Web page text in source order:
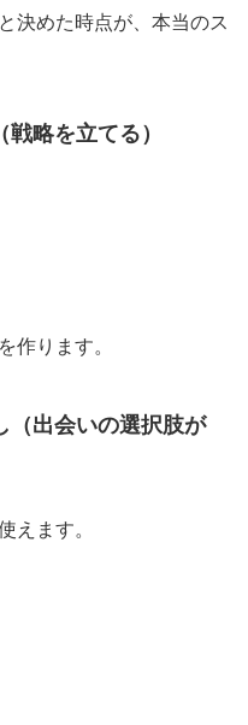
決めた時点が、本当のス
略を立てる）
作ります。
（出会いの選択肢が
えます。